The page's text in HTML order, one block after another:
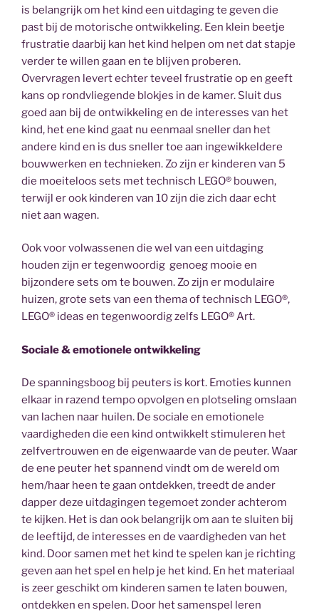
is belangrijk om het kind een uitdaging te geven die
past bij de motorische ontwikkeling. Een klein beetje
frustratie daarbij kan het kind helpen om net dat stapje
verder te willen gaan en te blijven proberen.
Overvragen levert echter teveel frustratie op en geeft
kans op rondvliegende blokjes in de kamer. Sluit dus
goed aan bij de ontwikkeling en de interesses van het
kind, het ene kind gaat nu eenmaal sneller dan het
andere kind en is dus sneller toe aan ingewikkeldere
bouwwerken en technieken. Zo zijn er kinderen van 5
die moeiteloos sets met technisch LEGO® bouwen,
terwijl er ook kinderen van 10 zijn die zich daar echt
niet aan wagen.
Ook voor volwassenen die wel van een uitdaging
houden zijn er tegenwoordig genoeg mooie en
bijzondere sets om te bouwen. Zo zijn er modulaire
huizen, grote sets van een thema of technisch LEGO®,
LEGO® ideas en tegenwoordig zelfs LEGO® Art.
Sociale & emotionele ontwikkeling
De spanningsboog bij peuters is kort. Emoties kunnen
elkaar in razend tempo opvolgen en plotseling omslaan
van lachen naar huilen. De sociale en emotionele
vaardigheden die een kind ontwikkelt stimuleren het
zelfvertrouwen en de eigenwaarde van de peuter. Waar
de ene peuter het spannend vindt om de wereld om
hem/haar heen te gaan ontdekken, treedt de ander
dapper deze uitdagingen tegemoet zonder achterom
te kijken. Het is dan ook belangrijk om aan te sluiten bij
de leeftijd, de interesses en de vaardigheden van het
kind. Door samen met het kind te spelen kan je richting
geven aan het spel en help je het kind. En het materiaal
is zeer geschikt om kinderen samen te laten bouwen,
ontdekken en spelen. Door het samenspel leren